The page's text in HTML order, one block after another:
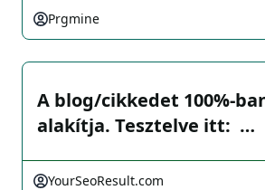
Prgmine
A blog/cikkedet 100%-
alakítja. Tesztelve itt: ️ …
YourSeoResult.com